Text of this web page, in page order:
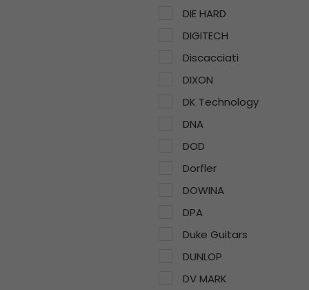
DIE HARD
DIGITECH
Discacciati
DIXON
DK Technology
DNA
DOD
Dorfler
DOWINA
DPA
Duke Guitars
DUNLOP
DV MARK